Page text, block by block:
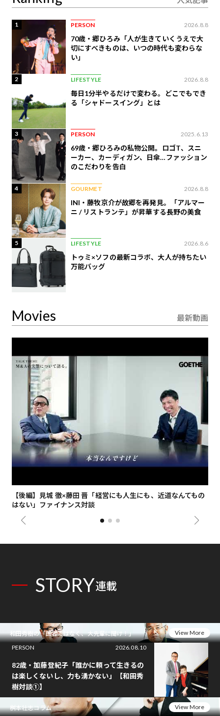
1 PERSON 2026.8.8
70歳・郷ひろみ「人が生きていくうえで大
切にすべきものは、いつの時代も変わらな
い」
2 LIFESTYLE 2026.8.8
毎日1分半やるだけで変わる。どこでもでき
る「シャドースイング」とは
3 PERSON 2025.6.13
69歳・郷ひろみの私物公開。ロゴT、スニ
ーカー、カーディガン、日傘…ファッション
のこだわりを告白
4 GOURMET 2026.8.8
INI・藤牧京介が故郷を再発見。「アルマー
ニ / リストランテ」が昇華する長野の美食
5 LIFESTYLE 2026.8.6
トゥミ×ソフの最新コラボ、大人が持ちたい
万能バッグ
Movies 最新動画
【後編】見城 徹×藤田 晋「経営にも人生にも、近道なんてもの
はない」ファイナンス対談
STORY連載
和田秀樹の「医者ではなく、大先輩に聞け！」
View More
PERSON
2026.08.10
82歳・加藤登紀子「誰かに頼って生きるの
は楽しくないし、力も湧かない」【和田秀
樹対談①】
桝本壮志コラム
View More